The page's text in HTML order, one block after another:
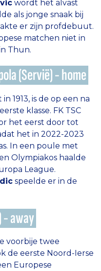
wordt het alvast
als jonge snaak bij
er zijn profdebuut.
matchen niet in
Thun.
(Servië) - home
1913, is de op een na
klasse. FK TSC
het eerst door tot
het in 2022-2023
In een poule met
Olympiakos haalde
League.
speelde er in de
- away
voorbije twee
de eerste Noord-Ierse
Europese